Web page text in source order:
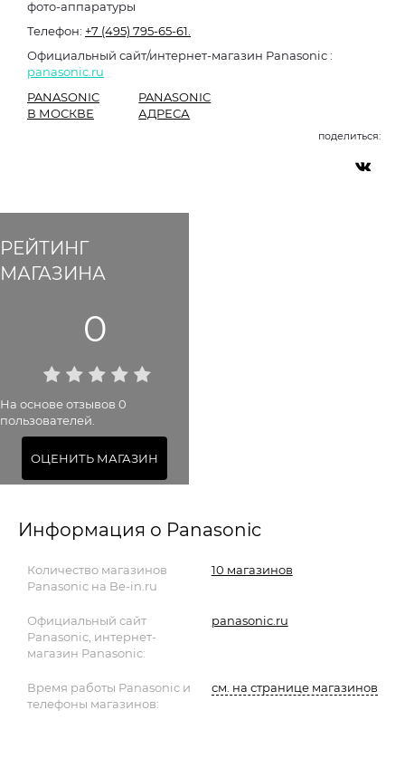
РЕЙТИНГ
МАГАЗИНА
0
На основе отзывов 0
пользователей.
ОЦЕНИТЬ МАГАЗИН
фото-аппаратуры
Телефон: +7 (495) 795-65-61.
Официальный сайт/интернет-магазин Panasonic :
panasonic.ru
PANASONIC
В МОСКВЕ
PANASONIC
АДРЕСА
поделиться:
Информация о Panasonic
Количество магазинов
Panasonic на Be-in.ru
10 магазинов
Официальный сайт
Panasonic, интернет-
магазин Panasonic:
panasonic.ru
Время работы Panasonic и
телефоны магазинов:
см. на странице магазинов